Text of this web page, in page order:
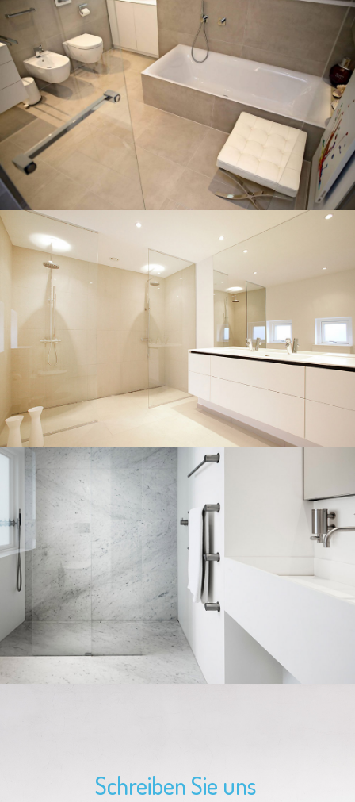
Schreiben Sie uns